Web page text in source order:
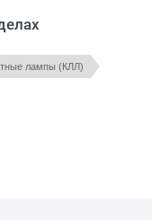
лампы (КЛЛ)